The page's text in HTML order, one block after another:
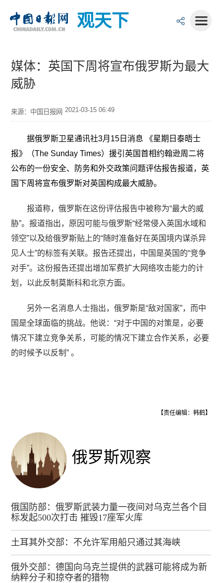
观天下
媒体：英国下周将宣布俄罗斯为最大
威胁
来源：中国日报网 2021-03-15 06:49
据俄罗斯卫星通讯社3月15日消息 《星期日泰晤士
报》（The Sunday Times）援引英国首相约翰逊周二将
公布的一份安全、防务和外交政策问题评估报告报道，英
国下周将宣布俄罗斯对英国构成最大威胁。
报道称，俄罗斯在这份评估报告中被称为“最大的威
胁”。报道指出，原因可能与俄罗斯“经常侵入英国水域和
领空”以及给俄罗斯贴上的“随时准备好在英国境内谋杀异
见人士”的标签有关联。报告还提出，中国是英国的“竞争
对手”。这份报告还提出增加军费扩大网络攻击能力的计
划，以此反制莫斯科和北京方面。
另外一名消息人士指出，俄罗斯是“敌对国家”，而中
国是全球面临的挑战。他说：“对于中国的对策是，必要
情况下建立竞争关系，可能的情况下建立合作关系，必要
的时候予以反制” 。
【责任编辑：韩鹤】
俄罗斯观察
俄国防部：俄罗斯武装力量一夜间对乌克兰各个目
标发起500次打击 摧毁17座军火库
土耳其外交部：不允许军用船只通过其海峡
俄外交部：德国向乌克兰提供的武器可能将成为新
纳粹分子和掠夺者的猎物